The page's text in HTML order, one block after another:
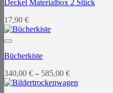
Deckel Materialbox 2 Stück
17,90 €
Bücherkiste
340,00 € – 585,00 €